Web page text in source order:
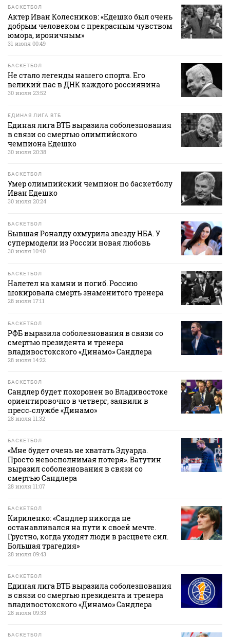
БАСКЕТБОЛ
Актер Иван Колесников: «Едешко был очень
добрым человеком с прекрасным чувством
юмора, ироничным»
31 июля 00:49
БАСКЕТБОЛ
Не стало легенды нашего спорта. Его
великий пас в ДНК каждого россиянина
30 июля 23:52
ЕДИНАЯ ЛИГА ВТБ
Единая лига ВТБ выразила соболезнования
в связи со смертью олимпийского
чемпиона Едешко
30 июля 20:38
БАСКЕТБОЛ
Умер олимпийский чемпион по баскетболу
Иван Едешко
30 июля 20:24
БАСКЕТБОЛ
Бывшая Роналду охмурила звезду НБА. У
супермодели из России новая любовь
30 июля 10:40
БАСКЕТБОЛ
Налетел на камни и погиб. Россию
шокировала смерть знаменитого тренера
28 июля 17:11
БАСКЕТБОЛ
РФБ выразила соболезнования в связи со
смертью президента и тренера
владивостокского «Динамо» Сандлера
28 июля 14:22
БАСКЕТБОЛ
Сандлер будет похоронен во Владивостоке
ориентировочно в четверг, заявили в
пресс‑службе «Динамо»
28 июля 11:32
БАСКЕТБОЛ
«Мне будет очень не хватать Эдуарда.
Просто невосполнимая потеря». Ватутин
выразил соболезнования в связи со
смертью Сандлера
28 июля 11:07
БАСКЕТБОЛ
Кириленко: «Сандлер никогда не
останавливался на пути к своей мечте.
Грустно, когда уходят люди в расцвете сил.
Большая трагедия»
28 июля 09:43
БАСКЕТБОЛ
Единая лига ВТБ выразила соболезнования
в связи со смертью президента и тренера
владивостокского «Динамо» Сандлера
28 июля 09:33
БАСКЕТБОЛ